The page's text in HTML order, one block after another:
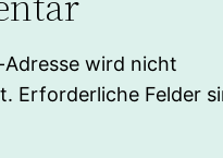
Adresse wird nicht
Erforderliche Felder